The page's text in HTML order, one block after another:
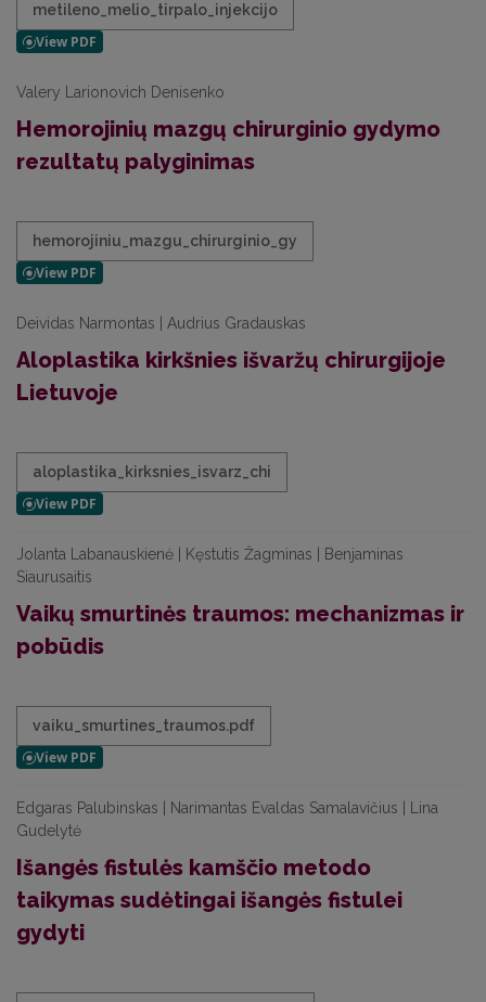
metileno_melio_tirpalo_injekcijo
Valery Larionovich Denisenko
Hemorojinių mazgų chirurginio gydymo
rezultatų palyginimas
hemorojiniu_mazgu_chirurginio_gy
Deividas Narmontas | Audrius Gradauskas
Aloplastika kirkšnies išvaržų chirurgijoje
Lietuvoje
aloplastika_kirksnies_isvarz_chi
Jolanta Labanauskienė | Kęstutis Žagminas | Benjaminas
Siaurusaitis
Vaikų smurtinės traumos: mechanizmas ir
pobūdis
vaiku_smurtines_traumos.pdf
Edgaras Palubinskas | Narimantas Evaldas Samalavičius | Lina
Gudelytė
Išangės fistulės kamščio metodo
taikymas sudėtingai išangės fistulei
gydyti